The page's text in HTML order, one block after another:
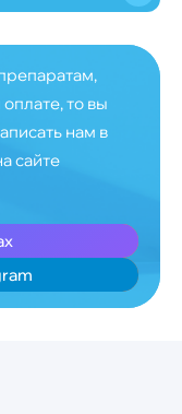
то вы
нам в
сайте